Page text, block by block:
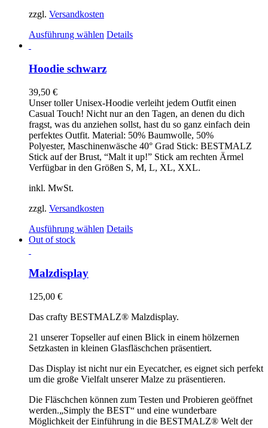
zzgl. Versandkosten
Ausführung wählen Dieses
mehrere
Varianten
Die
Optionen
können
auf
der
Produktseite
gewählt
werden
Details
Hoodie schwarz
39,50 €
Unser toller Unisex-Hoodie verleiht jedem Outfit einen
Casual Touch! Nicht nur an den Tagen, an denen du dich
fragst, was du anziehen sollst, hast du so ganz einfach dein
perfektes Outfit. Material: 50% Baumwolle, 50%
Polyester, Maschinenwäsche 40° Grad Stick: BESTMALZ
Stick auf der Brust, “Malt it up!” Stick am rechten Ärmel
Verfügbar in den Größen S, M, L, XL, XXL.
inkl. MwSt.
zzgl. Versandkosten
Ausführung wählen Dieses
können
der
Produktseite
werden
Details
Out of stock
Malzdisplay
125,00 €
Das crafty BESTMALZ® Malzdisplay.
21 unserer Topseller auf einen Blick in einem hölzernen
Setzkasten in kleinen Glasfläschchen präsentiert.
Das Display ist nicht nur ein Eyecatcher, es eignet sich perfekt
um die große Vielfalt unserer Malze zu präsentieren.
Die Fläschchen können zum Testen und Probieren geöffnet
werden.„Simply the BEST“ und eine wunderbare
Möglichkeit der Einführung in die BESTMALZ® Welt der